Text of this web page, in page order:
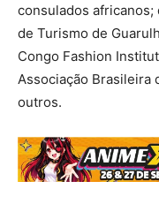
consulados
de Turismo de
Congo Fashion
Associação Brasileira
outros.